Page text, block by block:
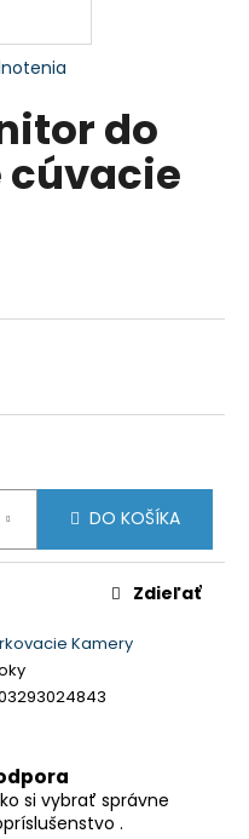
do
cúvacie
DO KOŠÍKA
Kamery
Zdieľať
si vybrať správne
.